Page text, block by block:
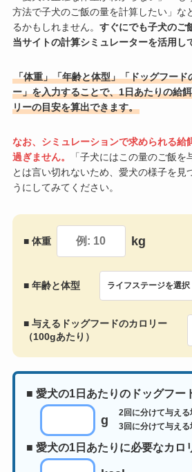
方法で子犬のご飯の量を計算したい」な
るかもしれません。 すぐにでも子犬のご
当サイトの計算シミュレーターを活用し
「体重」「年齢と体型」「ドッグフー
ー」を入力することで、1日あたりの給
リーの目安を算出できます。
なお、シミュレーションで求められる給
過ぎません。
「子犬にはこの量のご飯を
とは言い切れないため、愛犬の様子を見
うにしてみてください。
■ 体重 kg
■ 年齢と体型
■ 与えるドッグフードのカロリー
（100gあたり）
■ 愛犬の1日あたりのドッグフー
g
2回に分けて与え
3回に分けて与え
■ 愛犬の1日あたりに必要なカロ